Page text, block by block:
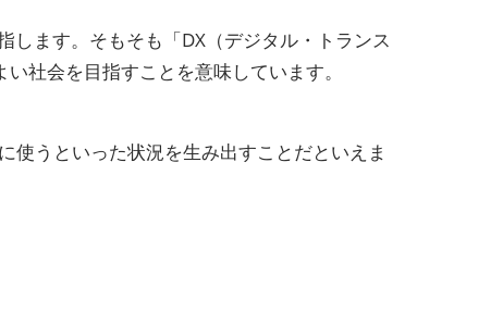
します。そもそも「DX（デジタル・トランス
社会を目指すことを意味しています。
使うといった状況を生み出すことだといえま